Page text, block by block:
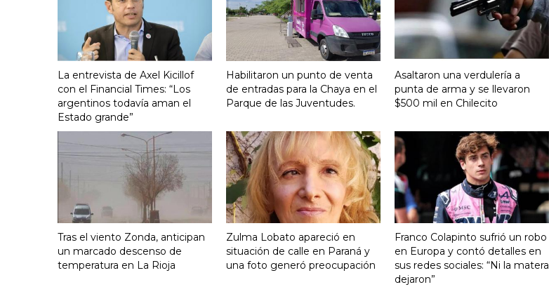
La entrevista de Axel Kicillof
con el Financial Times: “Los
argentinos todavía aman el
Estado grande”
Habilitaron un punto de venta
de entradas para la Chaya en el
Parque de las Juventudes.
Asaltaron una verdulería a
punta de arma y se llevaron
$500 mil en Chilecito
Tras el viento Zonda, anticipan
un marcado descenso de
temperatura en La Rioja
Zulma Lobato apareció en
situación de calle en Paraná y
una foto generó preocupación
Franco Colapinto sufrió un robo
en Europa y contó detalles en
sus redes sociales: “Ni la matera
dejaron”